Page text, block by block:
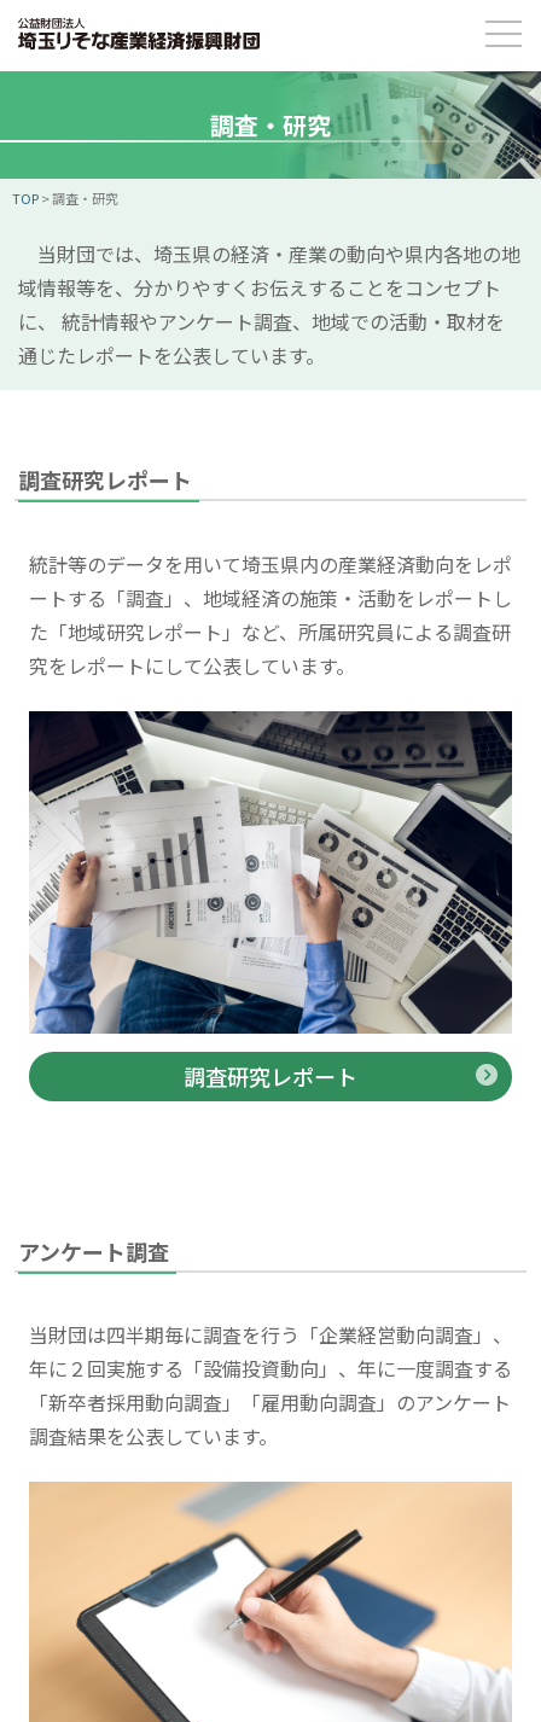
調査・研究
TOP>調査・研究
当財団では、埼玉県の経済・産業の動向や県内各地の地
域情報等を、分かりやすくお伝えすることをコンセプト
に、 統計情報やアンケート調査、地域での活動・取材を
通じたレポートを公表しています。
調査研究レポート
統計等のデータを用いて埼玉県内の産業経済動向をレポ
ートする「調査」、地域経済の施策・活動をレポートし
た「地域研究レポート」など、所属研究員による調査研
究をレポートにして公表しています。
調査研究レポート
アンケート調査
当財団は四半期毎に調査を行う「企業経営動向調査」、
年に２回実施する「設備投資動向」、年に一度調査する
「新卒者採用動向調査」「雇用動向調査」のアンケート
調査結果を公表しています。